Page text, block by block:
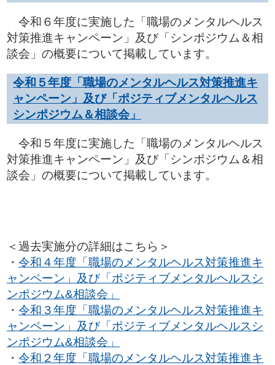
令和６年度に実施した「職場のメンタルヘルス
対策推進キャンペーン」及び「シンポジウム＆相
談会」の概要について掲載しています。
令和５年度「職場のメンタルヘルス対策推進キ
ャンペーン」及び「ポジティブメンタルヘルス
シンポジウム＆相談会」
令和５年度に実施した「職場のメンタルヘルス
対策推進キャンペーン」及び「シンポジウム＆相
談会」の概要について掲載しています。
＜過去実施分の詳細はこちら＞
・ 令和４年度「職場のメンタルヘルス対策推進キ
ャンペーン」及び「ポジティブメンタルヘルスシ
ンポジウム&相談会」
・ 令和３年度「職場のメンタルヘルス対策推進キ
ャンペーン」及び「ポジティブメンタルヘルスシ
ンポジウム&相談会」
・ 令和２年度「職場のメンタルヘルス対策推進キ